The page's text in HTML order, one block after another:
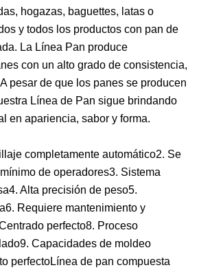
hogazas, baguettes, latas o
y todos los productos con pan de
La Línea Pan produce
con un alto grado de consistencia,
pesar de que los panes se producen
Línea de Pan sigue brindando
en apariencia, sabor y forma.
completamente automático2. Se
de operadores3. Sistema
Alta precisión de peso5.
Requiere mantenimiento y
perfecto8. Proceso
Capacidades de moldeo
perfectoLínea de pan compuesta